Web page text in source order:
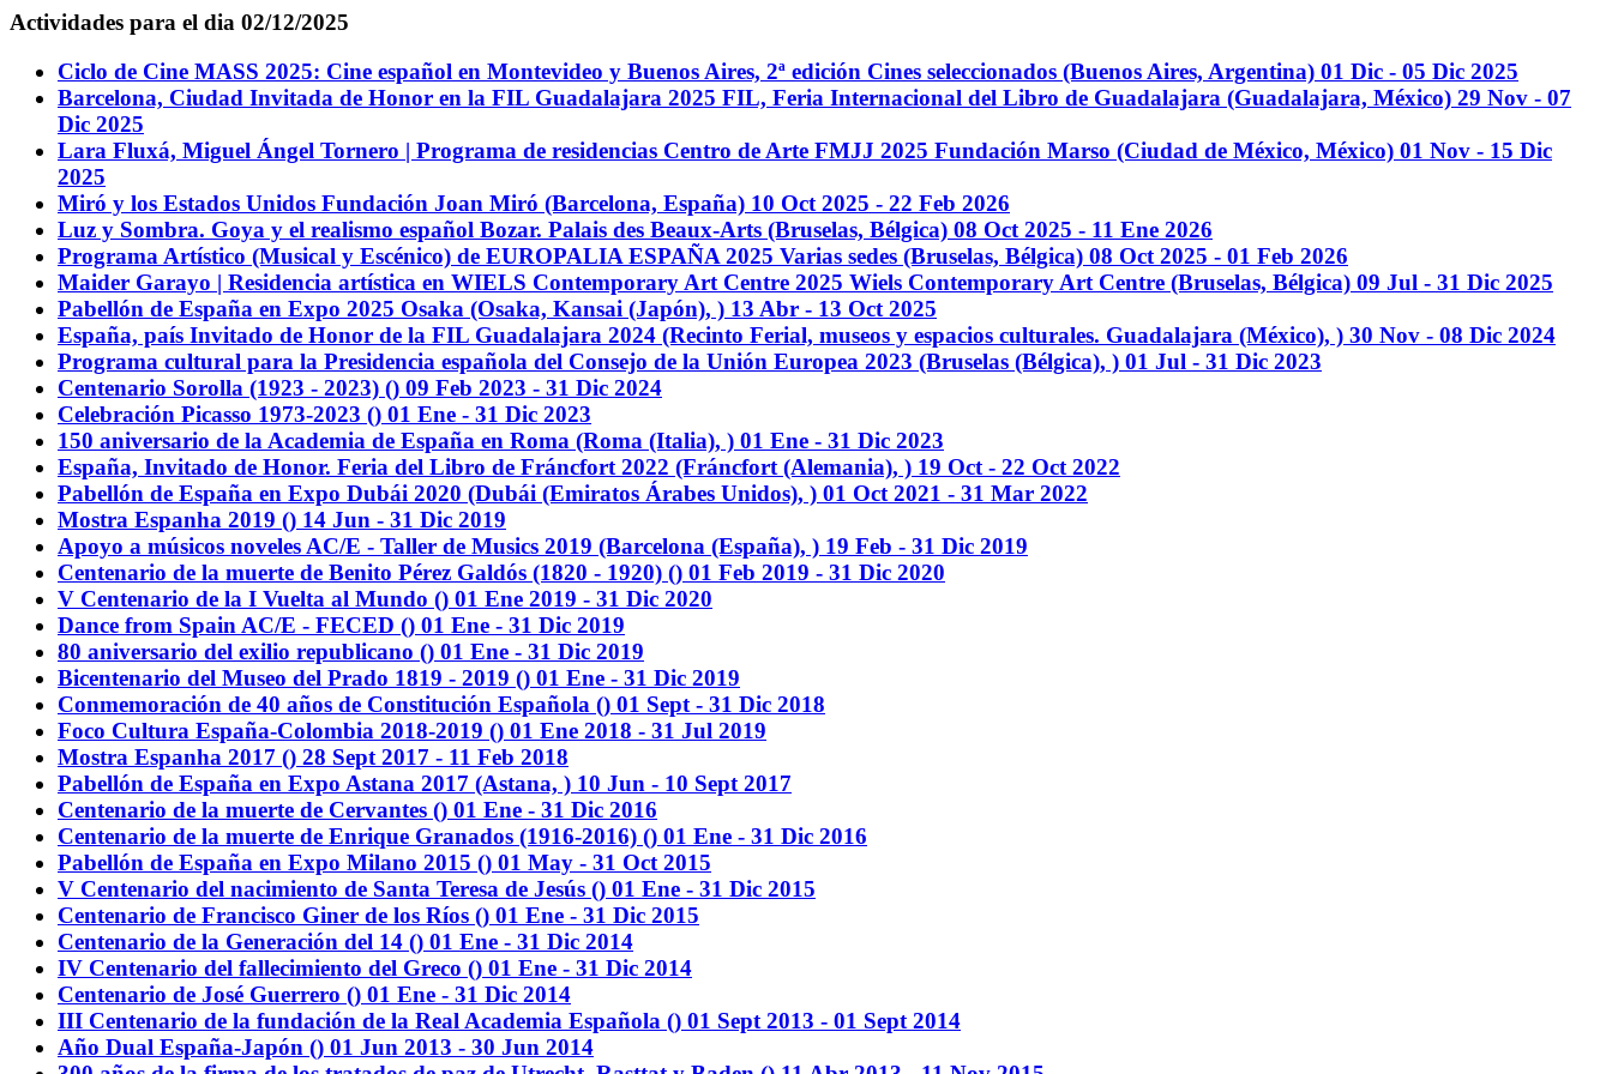
Actividades para el dia 02/12/2025
Ciclo de Cine MASS 2025: Cine español en Montevideo y Buenos Aires, 2ª edición Cines seleccionados (Buenos Aires, Argentina) 01 Dic - 05 Dic 2025
Barcelona, Ciudad Invitada de Honor en la FIL Guadalajara 2025 FIL, Feria Internacional del Libro de Guadalajara (Guadalajara, México) 29 Nov - 07
Dic 2025
Lara Fluxá, Miguel Ángel Tornero | Programa de residencias Centro de Arte FMJJ 2025 Fundación Marso (Ciudad de México, México) 01 Nov - 15 Dic
2025
Miró y los Estados Unidos Fundación Joan Miró (Barcelona, España) 10 Oct 2025 - 22 Feb 2026
Luz y Sombra. Goya y el realismo español Bozar. Palais des Beaux-Arts (Bruselas, Bélgica) 08 Oct 2025 - 11 Ene 2026
Programa Artístico (Musical y Escénico) de EUROPALIA ESPAÑA 2025 Varias sedes (Bruselas, Bélgica) 08 Oct 2025 - 01 Feb 2026
Maider Garayo | Residencia artística en WIELS Contemporary Art Centre 2025 Wiels Contemporary Art Centre (Bruselas, Bélgica) 09 Jul - 31 Dic 2025
Pabellón de España en Expo 2025 Osaka (Osaka, Kansai (Japón), ) 13 Abr - 13 Oct 2025
España, país Invitado de Honor de la FIL Guadalajara 2024 (Recinto Ferial, museos y espacios culturales. Guadalajara (México), ) 30 Nov - 08 Dic 2024
Programa cultural para la Presidencia española del Consejo de la Unión Europea 2023 (Bruselas (Bélgica), ) 01 Jul - 31 Dic 2023
Centenario Sorolla (1923 - 2023) () 09 Feb 2023 - 31 Dic 2024
Celebración Picasso 1973-2023 () 01 Ene - 31 Dic 2023
150 aniversario de la Academia de España en Roma (Roma (Italia), ) 01 Ene - 31 Dic 2023
España, Invitado de Honor. Feria del Libro de Fráncfort 2022 (Fráncfort (Alemania), ) 19 Oct - 22 Oct 2022
Pabellón de España en Expo Dubái 2020 (Dubái (Emiratos Árabes Unidos), ) 01 Oct 2021 - 31 Mar 2022
Mostra Espanha 2019 () 14 Jun - 31 Dic 2019
Apoyo a músicos noveles AC/E - Taller de Musics 2019 (Barcelona (España), ) 19 Feb - 31 Dic 2019
Centenario de la muerte de Benito Pérez Galdós (1820 - 1920) () 01 Feb 2019 - 31 Dic 2020
V Centenario de la I Vuelta al Mundo () 01 Ene 2019 - 31 Dic 2020
Dance from Spain AC/E - FECED () 01 Ene - 31 Dic 2019
80 aniversario del exilio republicano () 01 Ene - 31 Dic 2019
Bicentenario del Museo del Prado 1819 - 2019 () 01 Ene - 31 Dic 2019
Conmemoración de 40 años de Constitución Española () 01 Sept - 31 Dic 2018
Foco Cultura España-Colombia 2018-2019 () 01 Ene 2018 - 31 Jul 2019
Mostra Espanha 2017 () 28 Sept 2017 - 11 Feb 2018
Pabellón de España en Expo Astana 2017 (Astana, ) 10 Jun - 10 Sept 2017
Centenario de la muerte de Cervantes () 01 Ene - 31 Dic 2016
Centenario de la muerte de Enrique Granados (1916-2016) () 01 Ene - 31 Dic 2016
Pabellón de España en Expo Milano 2015 () 01 May - 31 Oct 2015
V Centenario del nacimiento de Santa Teresa de Jesús () 01 Ene - 31 Dic 2015
Centenario de Francisco Giner de los Ríos () 01 Ene - 31 Dic 2015
Centenario de la Generación del 14 () 01 Ene - 31 Dic 2014
IV Centenario del fallecimiento del Greco () 01 Ene - 31 Dic 2014
Centenario de José Guerrero () 01 Ene - 31 Dic 2014
III Centenario de la fundación de la Real Academia Española () 01 Sept 2013 - 01 Sept 2014
Año Dual España-Japón () 01 Jun 2013 - 30 Jun 2014